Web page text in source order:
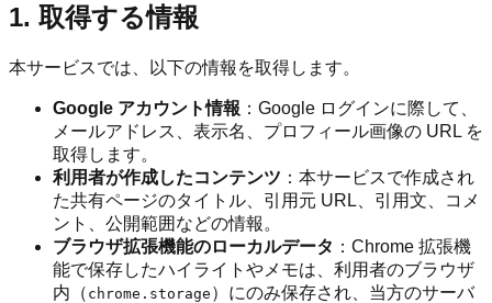
1. 取得する情報
本サービスでは、以下の情報を取得します。
Google アカウント情報 ：Google ログインに際して、
メールアドレス、表示名、プロフィール画像の URL を
取得します。
利用者が作成したコンテンツ ：本サービスで作成され
た共有ページのタイトル、引用元 URL、引用文、コメ
ント、公開範囲などの情報。
ブラウザ拡張機能のローカルデータ ：Chrome 拡張機
能で保存したハイライトやメモは、利用者のブラウザ
内（ chrome.storage ）にのみ保存され、当方のサーバ